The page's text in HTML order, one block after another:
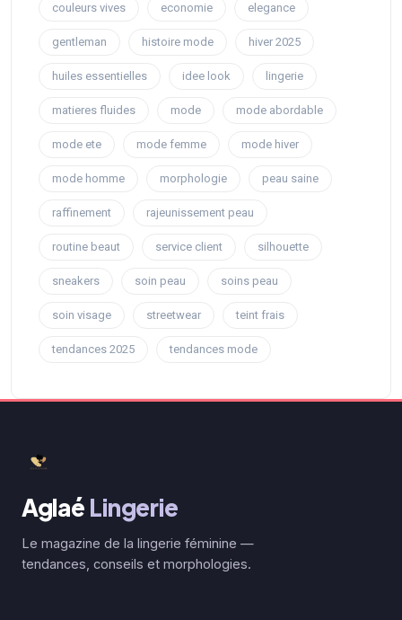
couleurs vives economie elegance
gentleman histoire mode hiver 2025
huiles essentielles idee look lingerie
matieres fluides mode mode abordable
mode ete mode femme mode hiver
mode homme morphologie peau saine
raffinement rajeunissement peau
routine beaut service client silhouette
sneakers soin peau soins peau
soin visage streetwear teint frais
tendances 2025 tendances mode
Aglaé Lingerie
Le magazine de la lingerie féminine —
tendances, conseils et morphologies.